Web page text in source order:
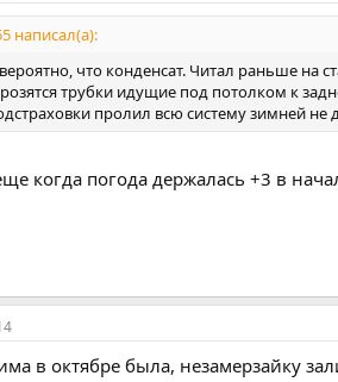
написал(а):
что конденсат. Читал раньше на
трубки идущие под потолком к
пролил всю систему зимней не
когда погода держалась +3 в
в октябре была, незамерзайку